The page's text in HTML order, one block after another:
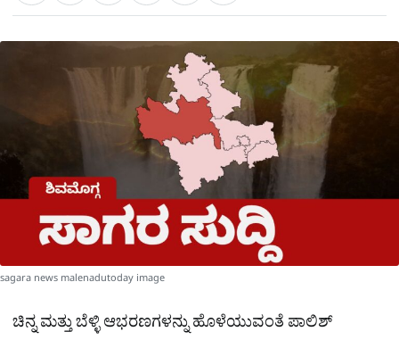
a
t
p
c
e
o
l
e
a
ಕ್
h
a
r
e
sagara news malenadutoday image
ಚಿನ್ನ ಮತ್ತು ಬೆಳ್ಳಿ ಆಭರಣಗಳನ್ನು ಹೊಳೆಯುವಂತೆ ಪಾಲಿಶ್